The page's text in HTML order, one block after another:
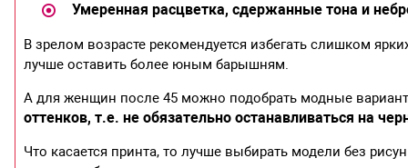
Умеренная расцветка, сдержанные тона и
В зрелом возрасте рекомендуется избегать слишком
лучше оставить более юным барышням.
А для женщин после 45 можно подобрать модные
оттенков, т.е. не обязательно останавливаться на
Что касается принта, то лучше выбирать модели без